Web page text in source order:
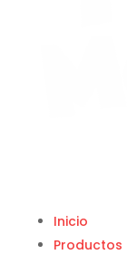
Inicio
Productos